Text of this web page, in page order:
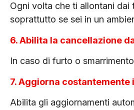
Ogni volta che ti allontani
soprattutto se sei in un
6. Abilita la cancellazione
In caso di furto o
7. Aggiorna
Abilita gli aggiornamenti